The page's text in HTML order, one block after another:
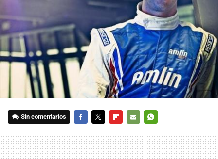
Sin comentarios
MAIL